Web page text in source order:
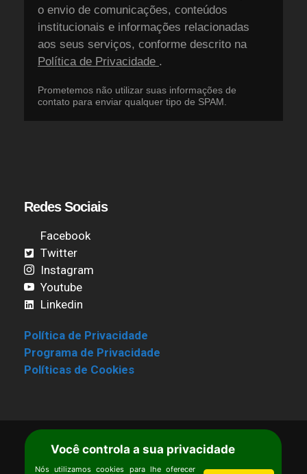
o envio de comunicações, conteúdos
institucionais e informações relacionadas
aos seus serviços, conforme descrito na
Política de Privacidade .
Prometemos não utilizar suas informações de
contato para enviar qualquer tipo de SPAM.
Redes Sociais
Facebook
Twitter
Instagram
Youtube
Linkedin
Política de Privacidade
Programa de Privacidade
Políticas de Cookies
Termos de Uso |Estatuto
Copyright © Ipê – Instituto de Pesquisas
Você controla a sua privacidade
Nós utilizamos cookies para lhe oferecer